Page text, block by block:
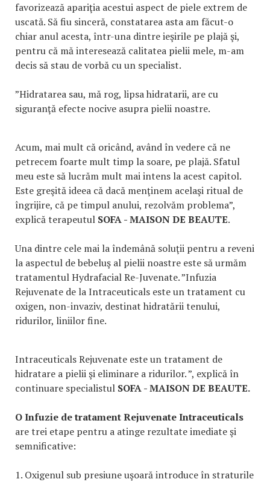
favorizează apariţia acestui aspect de piele extrem de
uscată. Să fiu sinceră, constatarea asta am făcut-o
chiar anul acesta, într-una dintre ieşirile pe plajă şi,
pentru că mă interesează calitatea pielii mele, m-am
decis să stau de vorbă cu un specialist.
”Hidratarea sau, mă rog, lipsa hidratarii, are cu
siguranţă efecte nocive asupra pielii noastre.
Acum, mai mult că oricând, având în vedere că ne
petrecem foarte mult timp la soare, pe plajă. Sfatul
meu este să lucrăm mult mai intens la acest capitol.
Este greşită ideea că dacă menţinem acelaşi ritual de
îngrijire, că pe timpul anului, rezolvăm problema”,
explică terapeutul SOFA - MAISON DE BEAUTE.
Una dintre cele mai la îndemână soluţii pentru a reveni
la aspectul de bebeluş al pielii noastre este să urmăm
tratamentul Hydrafacial Re-Juvenate. ”Infuzia
Rejuvenate de la Intraceuticals este un tratament cu
oxigen, non-invaziv, destinat hidratării tenului,
ridurilor, liniilor fine.
Intraceuticals Rejuvenate este un tratament de
hidratare a pielii şi eliminare a ridurilor. ”, explică în
continuare specialistul SOFA - MAISON DE BEAUTE.
O Infuzie de tratament Rejuvenate Intraceuticals
are trei etape pentru a atinge rezultate imediate şi
semnificative:
1. Oxigenul sub presiune uşoară introduce în straturile